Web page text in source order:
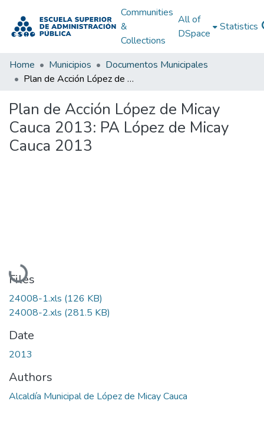
Communities
&
Collections
All of
DSpace
Statistics
Home Municipios
Documentos Municipales
Plan de Acción López de Micay Cauca 2013: PA López de Micay Cauca 2013
Plan de Acción López de Micay
Cauca 2013: PA López de Micay
Cauca 2013
Loading...
Files
24008-1.xls (126 KB)
24008-2.xls (281.5 KB)
Date
2013
Authors
Alcaldía Municipal de López de Micay Cauca